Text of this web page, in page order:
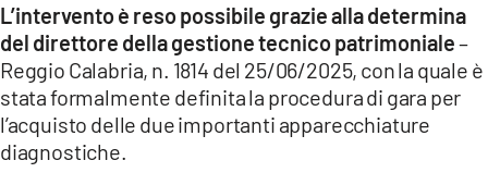
App
ANDROID
APPLE
L’intervento è reso possibile grazie alla determina
del direttore della gestione tecnico patrimoniale–
Reggio Calabria, n. 1814 del 25/06/2025, con la quale è
stata formalmente definita la procedura di gara per
l’acquisto delle due importanti apparecchiature
diagnostiche.